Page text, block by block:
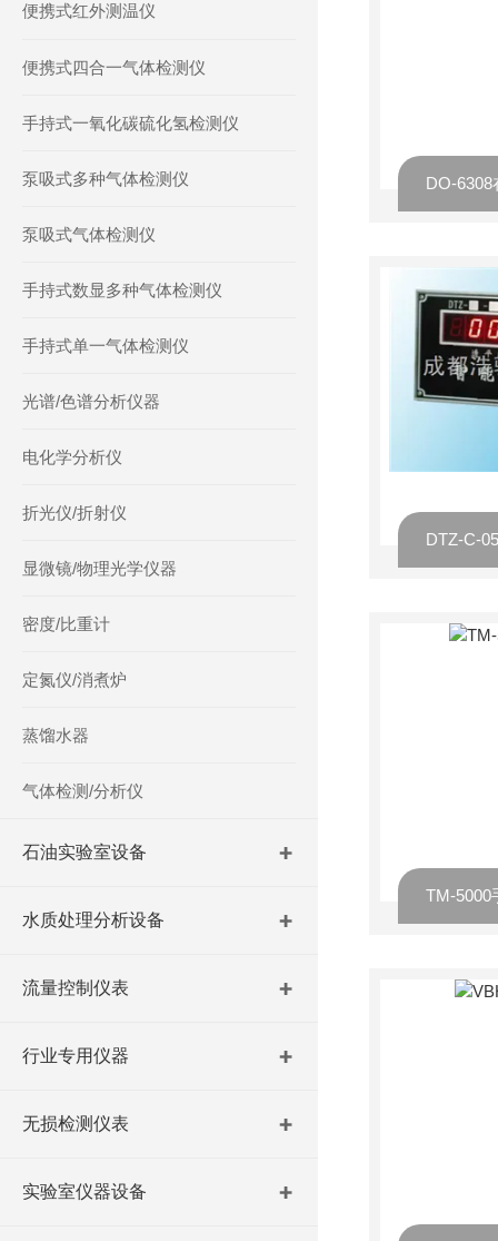
便携式红外测温仪
便携式四合一气体检测仪
手持式一氧化碳硫化氢检测仪
泵吸式多种气体检测仪
泵吸式气体检测仪
手持式数显多种气体检测仪
手持式单一气体检测仪
光谱/色谱分析仪器
电化学分析仪
折光仪/折射仪
显微镜/物理光学仪器
密度/比重计
定氮仪/消煮炉
蒸馏水器
气体检测/分析仪
石油实验室设备
水质处理分析设备
流量控制仪表
行业专用仪器
无损检测仪表
实验室仪器设备
DO-
DTZ-C-
TM-5000